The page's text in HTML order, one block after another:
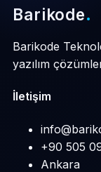
Barikode.
Barikode
yazılım
İletişim
+90 505
Ankara